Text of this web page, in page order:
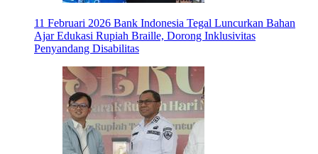
11 Februari 2026 Bank Indonesia Tegal Luncurkan Bahan
Ajar Edukasi Rupiah Braille, Dorong Inklusivitas
Penyandang Disabilitas